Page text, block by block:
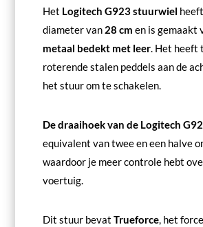
Het Logitech G923 stuurwiel
diameter van 28 cm en is gemaakt
metaal bedekt met leer. Het heeft
roterende stalen peddels aan de
het stuur om te schakelen.
De draaihoek van de Logitech
equivalent van twee en een halve
waardoor je meer controle hebt
voertuig.
Dit stuur bevatTrueforce, het